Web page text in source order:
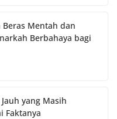
Mentah dan
Berbahaya bagi
yang Masih
Faktanya